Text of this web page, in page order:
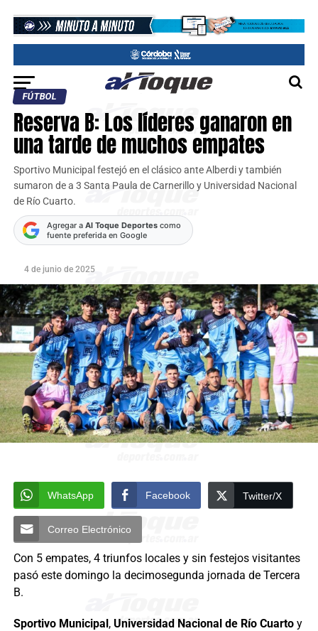
FÚTBOL
Reserva B: Los líderes ganaron en
una tarde de muchos empates
Sportivo Municipal festejó en el clásico ante Alberdi y también
sumaron de a 3 Santa Paula de Carnerillo y Universidad Nacional
de Río Cuarto.
Agregar a Al Toque Deportescomo
fuente preferida en Google
4 de junio de 2025
WhatsApp Facebook Twitter/X
Correo Electrónico
Con 5 empates, 4 triunfos locales y sin festejos visitantes
pasó este domingo la decimosegunda jornada de Tercera
B.
Sportivo Municipal, Universidad Nacional de Río Cuartoy